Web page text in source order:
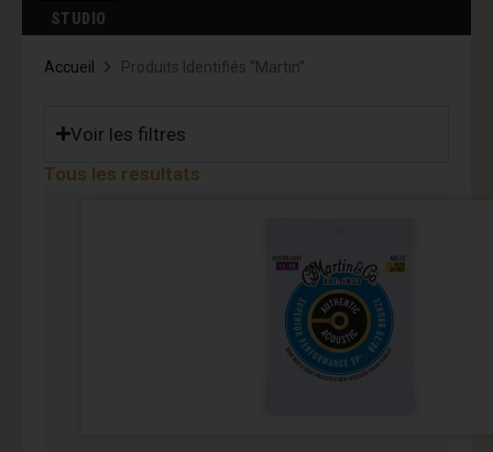
STUDIO
Accueil Produits Identifiés “martin”
Voir les filtres
Tous les resultats